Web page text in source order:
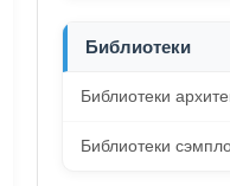
Библиотеки
Библиотеки
Библиотеки